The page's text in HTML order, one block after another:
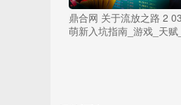
鼎合网 关于流放之路 2
萌新入坑指南_游戏_天赋